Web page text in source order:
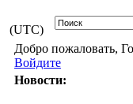
(UTC)
Добро пожаловать,
Войдите
Новости: